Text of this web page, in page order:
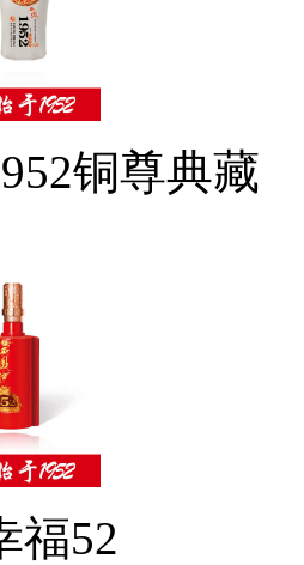
铜尊典藏
福52